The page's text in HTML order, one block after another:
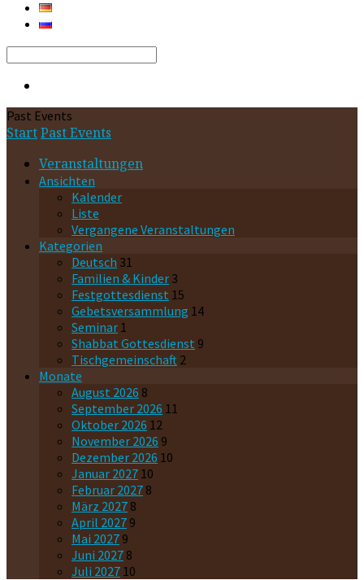
Search
Past Events
StartPast Events
Veranstaltungen
Ansichten
Kalender
Liste
Vergangene Veranstaltungen
Kategorien
Deutsch 31
Familien & Kinder 3
Festgottesdienst 15
Gebetsversammlung 14
Seminar 1
Shabbat Gottesdienst 9
Tischgemeinschaft 2
Monate
August 2026 8
September 2026 11
Oktober 2026 12
November 2026 9
Dezember 2026 10
Januar 2027 10
Februar 2027 8
März 2027 8
April 2027 9
Mai 2027 9
Juni 2027 8
Juli 2027 10